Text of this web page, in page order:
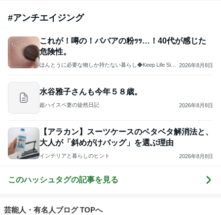
#アンチエイジング
これが！噂の！ババアの粉ｯｯ…！40代が感じた
危険性。
ほんとうに必要な物しか持たない暮らし◆Keep Life Simpl 2026年8月8日
水谷雅子さんも今年５８歳。
超ハイスペ妻の徒然日記 2026年8月8日
【アラカン】スーツケースのベタベタ解消法と、
大人が「斜めがけバッグ」を選ぶ理由
インテリアと暮らしのヒント 2026年8月8日
このハッシュタグの記事を見る
芸能人・有名人ブログ TOPへ